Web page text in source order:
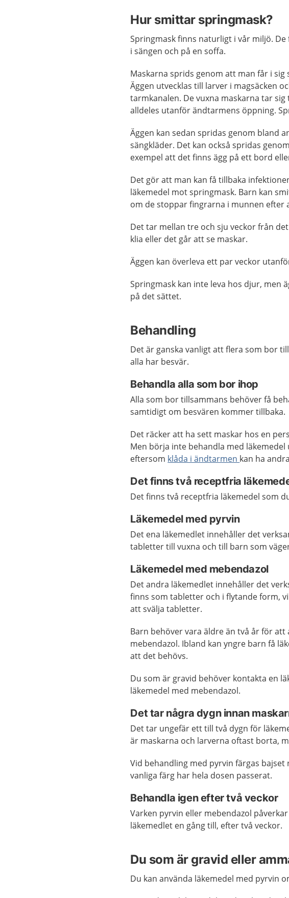
Hur smittar springmask?
Springmask finns naturligt i vår miljö.
i sängen och på en soffa.
Maskarna sprids genom att man får i
Äggen utvecklas till larver i magsäcken
tarmkanalen. De vuxna maskarna tar
alldeles utanför ändtarmens öppning.
Äggen kan sedan spridas genom bland
sängkläder. Det kan också spridas
exempel att det finns ägg på ett bord
Det gör att man kan få tillbaka
läkemedel mot springmask. Barn kan
om de stoppar fingrarna i munnen efter
Det tar mellan tre och sju veckor från
klia eller det går att se maskar.
Äggen kan överleva ett par veckor
Springmask kan inte leva hos djur, men
på det sättet.
Behandling
Det är ganska vanligt att flera som bor
alla har besvär.
Behandla alla som bor ihop
Alla som bor tillsammans behöver få
samtidigt om besvären kommer tillbaka.
Det räcker att ha sett maskar hos en
Men börja inte behandla med
eftersom klåda i ändtarmen kan ha
Det finns två receptfria
Det finns två receptfria läkemedel som
Läkemedel med pyrvin
Det ena läkemedlet innehåller det
tabletter till vuxna och till barn som
Läkemedel med mebendazol
Det andra läkemedlet innehåller det
finns som tabletter och i flytande form,
att svälja tabletter.
Barn behöver vara äldre än två år för
mebendazol. Ibland kan yngre barn få
att det behövs.
Du som är gravid behöver kontakta en
läkemedel med mebendazol.
Det tar några dygn innan
Det tar ungefär ett till två dygn för
är maskarna och larverna oftast borta,
Vid behandling med pyrvin färgas
vanliga färg har hela dosen passerat.
Behandla igen efter två veckor
Varken pyrvin eller mebendazol
läkemedlet en gång till, efter två veckor.
Du som är gravid eller
Du kan använda läkemedel med pyrvin